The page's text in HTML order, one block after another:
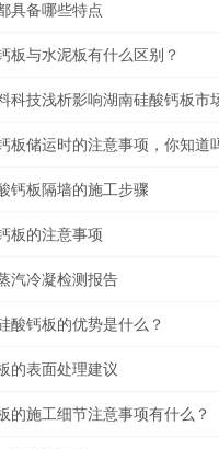
具备哪些特点
板与水泥板有什么区别？
科技浅析影响湖南硅酸钙板市
板储运时的注意事项，你知道
钙板隔墙的施工步骤
板的注意事项
汽冷凝检测报告
酸钙板的优势是什么？
的表面处理建议
的施工细节注意事项有什么？